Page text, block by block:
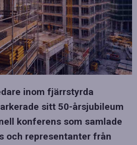
inom fjärrstyrda
sitt 50-årsjubileum
konferens som samlade
och representanter från